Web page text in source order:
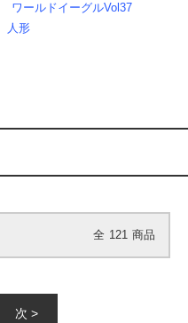
ワールドイーグルVol37
人形
全 121 商品
次 >